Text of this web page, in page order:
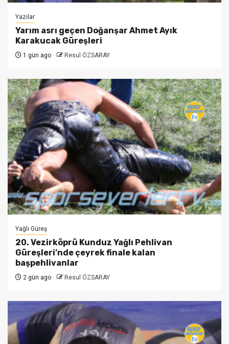
Yazılar
Yarım asrı geçen Doğanşar Ahmet Ayık
Karakucak Güreşleri
1 gün ago Resul ÖZSARAY
Yağlı Güreş
20. Vezirköprü Kunduz Yağlı Pehlivan
Güreşleri’nde çeyrek finale kalan
başpehlivanlar
2 gün ago Resul ÖZSARAY